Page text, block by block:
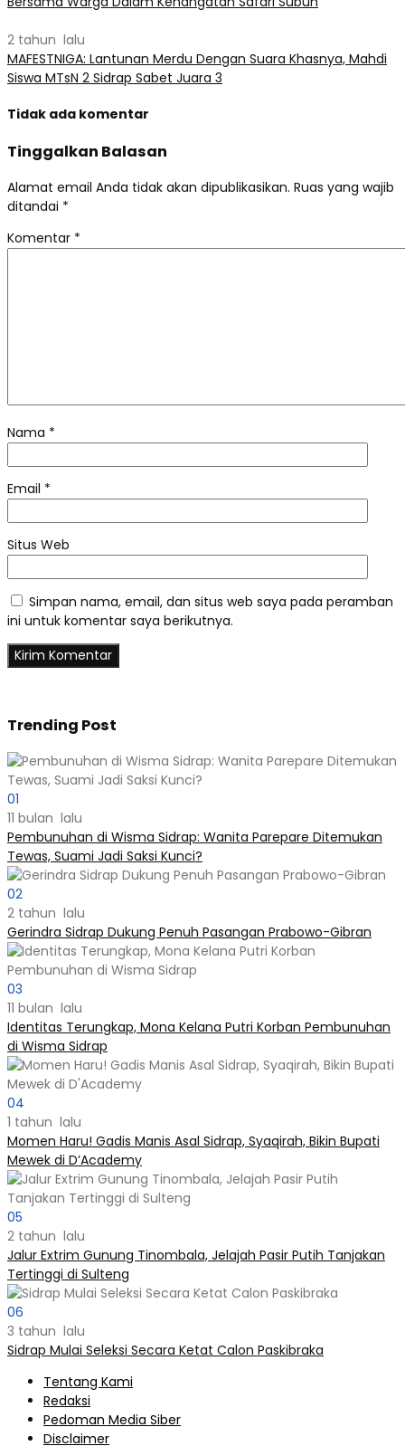
2 tahun lalu
MAFESTNIGA: Lantunan Merdu Dengan Suara Khasnya, Mahdi
Siswa MTsN 2 Sidrap Sabet Juara 3
Tidak ada komentar
Tinggalkan Balasan
Alamat email Anda tidak akan dipublikasikan. Ruas yang wajib
ditandai *
Komentar *
Nama *
Email *
Situs Web
Simpan nama, email, dan situs web saya pada peramban
ini untuk komentar saya berikutnya.
Trending Post
01
11 bulan lalu
Pembunuhan di Wisma Sidrap: Wanita Parepare Ditemukan
Tewas, Suami Jadi Saksi Kunci?
02
2 tahun lalu
Gerindra Sidrap Dukung Penuh Pasangan Prabowo-Gibran
03
11 bulan lalu
Identitas Terungkap, Mona Kelana Putri Korban Pembunuhan
di Wisma Sidrap
04
1 tahun lalu
Momen Haru! Gadis Manis Asal Sidrap, Syaqirah, Bikin Bupati
Mewek di D’Academy​
05
2 tahun lalu
Jalur Extrim Gunung Tinombala, Jelajah Pasir Putih Tanjakan
Tertinggi di Sulteng
06
3 tahun lalu
Sidrap Mulai Seleksi Secara Ketat Calon Paskibraka
Tentang Kami
Redaksi
Pedoman Media Siber
Disclaimer